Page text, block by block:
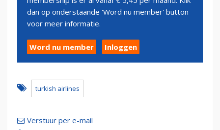
dan op onderstaande 'Word nu member' button
voor meer informatie.
Word nu member Inloggen
turkish airlines
Verstuur per e-mail